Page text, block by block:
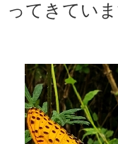
ってきてい